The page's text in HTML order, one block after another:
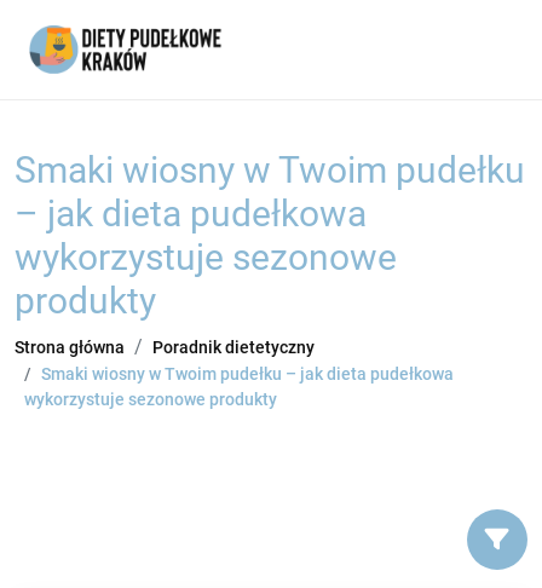
Smaki wiosny w Twoim pudełku
– jak dieta pudełkowa
wykorzystuje sezonowe
produkty
Strona główna
Poradnik dietetyczny
Smaki wiosny w Twoim pudełku – jak dieta pudełkowa
wykorzystuje sezonowe produkty